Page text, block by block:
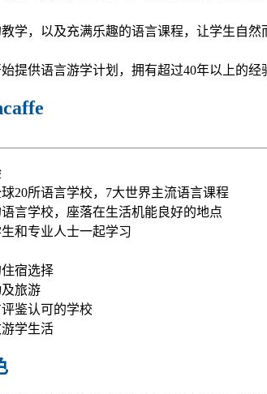
学，以及充满乐趣的语言课程，让学生自然
提供语言游学计划，拥有超过40年以上的
20所语言学校，7大世界主流语言课程
言学校，座落在生活机能良好的地点
和专业人士一起学习
宿选择
旅游
鉴认可的学校
学生活